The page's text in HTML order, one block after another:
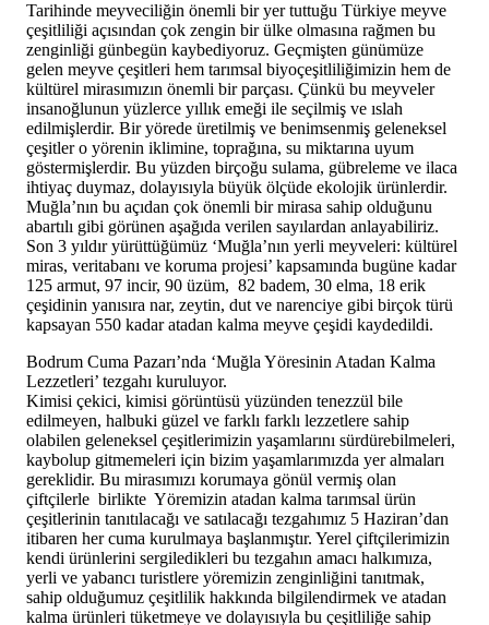
Tarihinde meyveciliğin önemli bir yer tuttuğu Türkiye meyve
çeşitliliği açısından çok zengin bir ülke olmasına rağmen bu
zenginliği günbegün kaybediyoruz. Geçmişten günümüze
gelen meyve çeşitleri hem tarımsal biyoçeşitliliğimizin hem de
kültürel mirasımızın önemli bir parçası. Çünkü bu meyveler
insanoğlunun yüzlerce yıllık emeği ile seçilmiş ve ıslah
edilmişlerdir. Bir yörede üretilmiş ve benimsenmiş geleneksel
çeşitler o yörenin iklimine, toprağına, su miktarına uyum
göstermişlerdir. Bu yüzden birçoğu sulama, gübreleme ve ilaca
ihtiyaç duymaz, dolayısıyla büyük ölçüde ekolojik ürünlerdir.
Muğla’nın bu açıdan çok önemli bir mirasa sahip olduğunu
abartılı gibi görünen aşağıda verilen sayılardan anlayabiliriz.
Son 3 yıldır yürüttüğümüz ‘Muğla’nın yerli meyveleri: kültürel
miras, veritabanı ve koruma projesi’ kapsamında bugüne kadar
125 armut, 97 incir, 90 üzüm, 82 badem, 30 elma, 18 erik
çeşidinin yanısıra nar, zeytin, dut ve narenciye gibi birçok türü
kapsayan 550 kadar atadan kalma meyve çeşidi kaydedildi.
Bodrum Cuma Pazarı’nda ‘Muğla Yöresinin Atadan Kalma
Lezzetleri’ tezgahı kuruluyor.
Kimisi çekici, kimisi görüntüsü yüzünden tenezzül bile
edilmeyen, halbuki güzel ve farklı farklı lezzetlere sahip
olabilen geleneksel çeşitlerimizin yaşamlarını sürdürebilmeleri,
kaybolup gitmemeleri için bizim yaşamlarımızda yer almaları
gereklidir. Bu mirasımızı korumaya gönül vermiş olan
çiftçilerle birlikte Yöremizin atadan kalma tarımsal ürün
çeşitlerinin tanıtılacağı ve satılacağı tezgahımız 5 Haziran’dan
itibaren her cuma kurulmaya başlanmıştır. Yerel çiftçilerimizin
kendi ürünlerini sergiledikleri bu tezgahın amacı halkımıza,
yerli ve yabancı turistlere yöremizin zenginliğini tanıtmak,
sahip olduğumuz çeşitlilik hakkında bilgilendirmek ve atadan
kalma ürünleri tüketmeye ve dolayısıyla bu çeşitliliğe sahip